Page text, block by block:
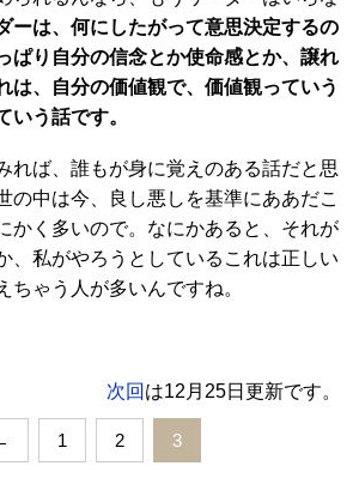
ーは、何にしたがって意思決定するの
ぱり自分の信念とか使命感とか、譲れ
は、自分の価値観で、価値観っていう
いう話です。
れば、誰もが身に覚えのある話だと思
の中は今、良し悪しを基準にああだこ
かく多いので。なにかあると、それが
、私がやろうとしているこれは正しい
ちゃう人が多いんですね。
次回 は12月25日更新です。
1 2 3